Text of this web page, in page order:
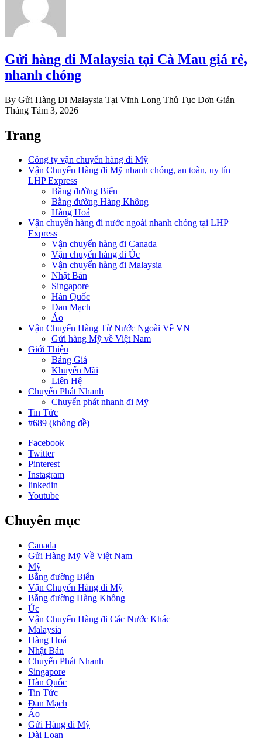
Gửi hàng đi Malaysia tại Cà Mau giá rẻ,
nhanh chóng
By Gửi Hàng Đi Malaysia Tại Vĩnh Long Thủ Tục Đơn Giản
Tháng Tám 3, 2026
Trang
Công ty vận chuyển hàng đi Mỹ
Vận Chuyển Hàng đi Mỹ nhanh chóng, an toàn, uy tín –
LHP Express
Bằng đường Biển
Bằng đường Hàng Không
Hàng Hoá
Vận chuyển hàng đi nước ngoài nhanh chóng tại LHP
Express
Vận chuyển hàng đi Canada
Vận chuyển hàng đi Úc
Vận chuyển hàng đi Malaysia
Nhật Bản
Singapore
Hàn Quốc
Đan Mạch
Áo
Vận Chuyển Hàng Từ Nước Ngoài Về VN
Gửi hàng Mỹ về Việt Nam
Giới Thiệu
Bảng Giá
Khuyến Mãi
Liên Hệ
Chuyển Phát Nhanh
Chuyển phát nhanh đi Mỹ
Tin Tức
#689 (không đề)
Facebook
Twitter
Pinterest
Instagram
linkedin
Youtube
Chuyên mục
Canada
Gửi Hàng Mỹ Về Việt Nam
Mỹ
Bằng đường Biển
Vận Chuyển Hàng đi Mỹ
Bằng đường Hàng Không
Úc
Vận Chuyển Hàng đi Các Nước Khác
Malaysia
Hàng Hoá
Nhật Bản
Chuyển Phát Nhanh
Singapore
Hàn Quốc
Tin Tức
Đan Mạch
Áo
Gửi Hàng đi Mỹ
Đài Loan